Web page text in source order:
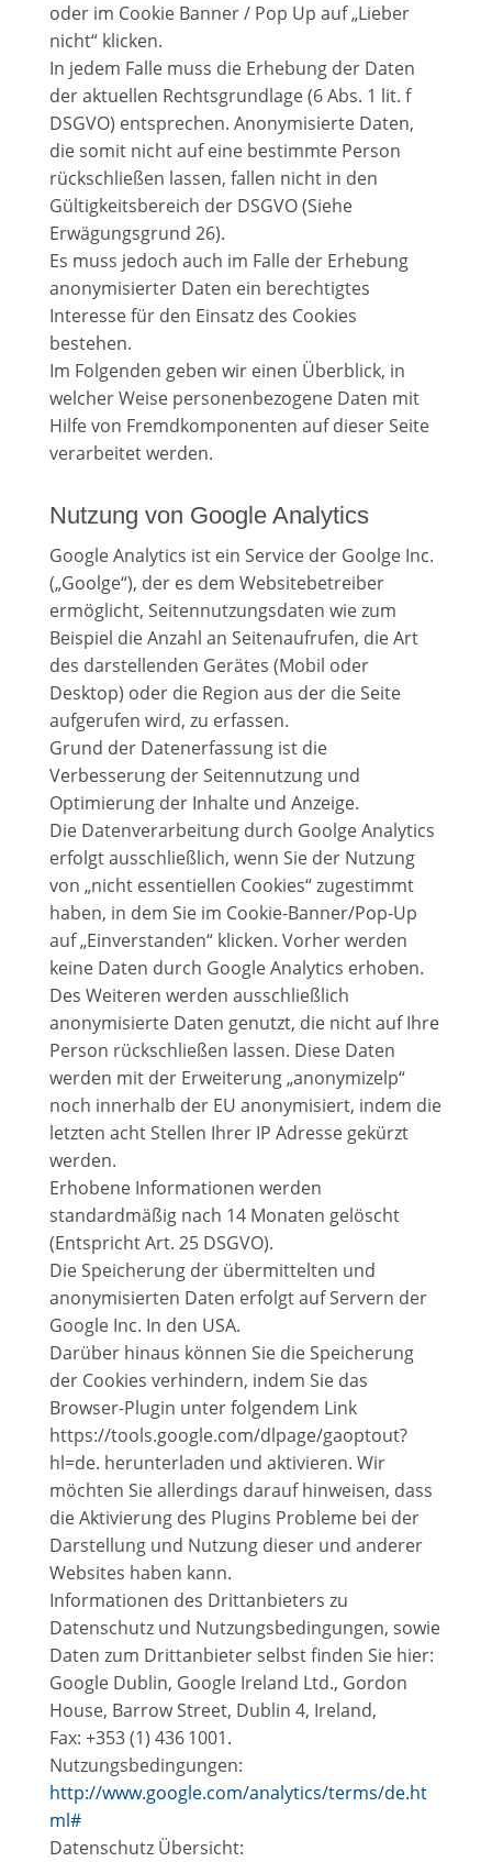
oder im Cookie Banner / Pop Up auf „Lieber
nicht“ klicken.
In jedem Falle muss die Erhebung der Daten
der aktuellen Rechtsgrundlage (6 Abs. 1 lit. f
DSGVO) entsprechen. Anonymisierte Daten,
die somit nicht auf eine bestimmte Person
rückschließen lassen, fallen nicht in den
Gültigkeitsbereich der DSGVO (Siehe
Erwägungsgrund 26).
Es muss jedoch auch im Falle der Erhebung
anonymisierter Daten ein berechtigtes
Interesse für den Einsatz des Cookies
bestehen.
Im Folgenden geben wir einen Überblick, in
welcher Weise personenbezogene Daten mit
Hilfe von Fremdkomponenten auf dieser Seite
verarbeitet werden.
Nutzung von Google Analytics
Google Analytics ist ein Service der Goolge Inc.
(„Goolge“), der es dem Websitebetreiber
ermöglicht, Seitennutzungsdaten wie zum
Beispiel die Anzahl an Seitenaufrufen, die Art
des darstellenden Gerätes (Mobil oder
Desktop) oder die Region aus der die Seite
aufgerufen wird, zu erfassen.
Grund der Datenerfassung ist die
Verbesserung der Seitennutzung und
Optimierung der Inhalte und Anzeige.
Die Datenverarbeitung durch Goolge Analytics
erfolgt ausschließlich, wenn Sie der Nutzung
von „nicht essentiellen Cookies“ zugestimmt
haben, in dem Sie im Cookie-Banner/Pop-Up
auf „Einverstanden“ klicken. Vorher werden
keine Daten durch Google Analytics erhoben.
Des Weiteren werden ausschließlich
anonymisierte Daten genutzt, die nicht auf Ihre
Person rückschließen lassen. Diese Daten
werden mit der Erweiterung „anonymizelp“
noch innerhalb der EU anonymisiert, indem die
letzten acht Stellen Ihrer IP Adresse gekürzt
werden.
Erhobene Informationen werden
standardmäßig nach 14 Monaten gelöscht
(Entspricht Art. 25 DSGVO).
Die Speicherung der übermittelten und
anonymisierten Daten erfolgt auf Servern der
Google Inc. In den USA.
Darüber hinaus können Sie die Speicherung
der Cookies verhindern, indem Sie das
Browser-Plugin unter folgendem Link
https://tools.google.com/dlpage/gaoptout?
hl=de. herunterladen und aktivieren. Wir
möchten Sie allerdings darauf hinweisen, dass
die Aktivierung des Plugins Probleme bei der
Darstellung und Nutzung dieser und anderer
Websites haben kann.
Informationen des Drittanbieters zu
Datenschutz und Nutzungsbedingungen, sowie
Daten zum Drittanbieter selbst finden Sie hier:
Google Dublin, Google Ireland Ltd., Gordon
House, Barrow Street, Dublin 4, Ireland,
Fax: +353 (1) 436 1001.
Nutzungsbedingungen:
http://www.google.com/analytics/terms/de.ht
ml#
Datenschutz Übersicht: